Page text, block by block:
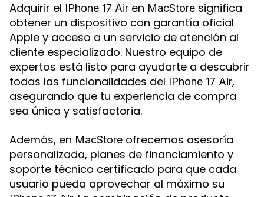
Adquirir el IPhone 17 Air en MacStore significa
obtener un dispositivo con garantía oficial
Apple y acceso a un servicio de atención al
cliente especializado. Nuestro equipo de
expertos está listo para ayudarte a descubrir
todas las funcionalidades del IPhone 17 Air,
asegurando que tu experiencia de compra
sea única y satisfactoria.
Además, en MacStore ofrecemos asesoría
personalizada, planes de financiamiento y
soporte técnico certificado para que cada
usuario pueda aprovechar al máximo su